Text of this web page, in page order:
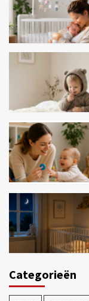
Categorieën